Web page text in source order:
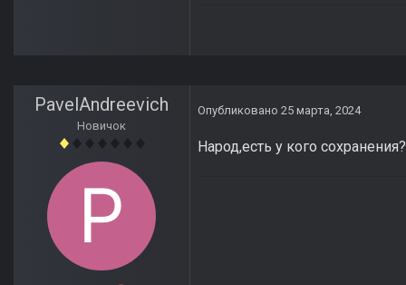
PavelAndreevich
Новичок
Опубликовано 25 марта, 2024
Народ,есть у кого